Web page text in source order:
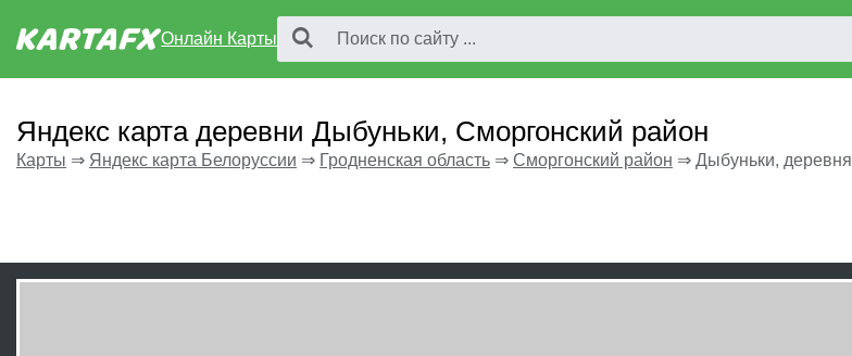
Онлайн Карты
Яндекс карта деревни Дыбуньки, Сморгонский район
Карты ⇒ Яндекс карта Белоруссии ⇒ Гродненская область ⇒ Сморгонский район ⇒ Дыбуньки, деревня